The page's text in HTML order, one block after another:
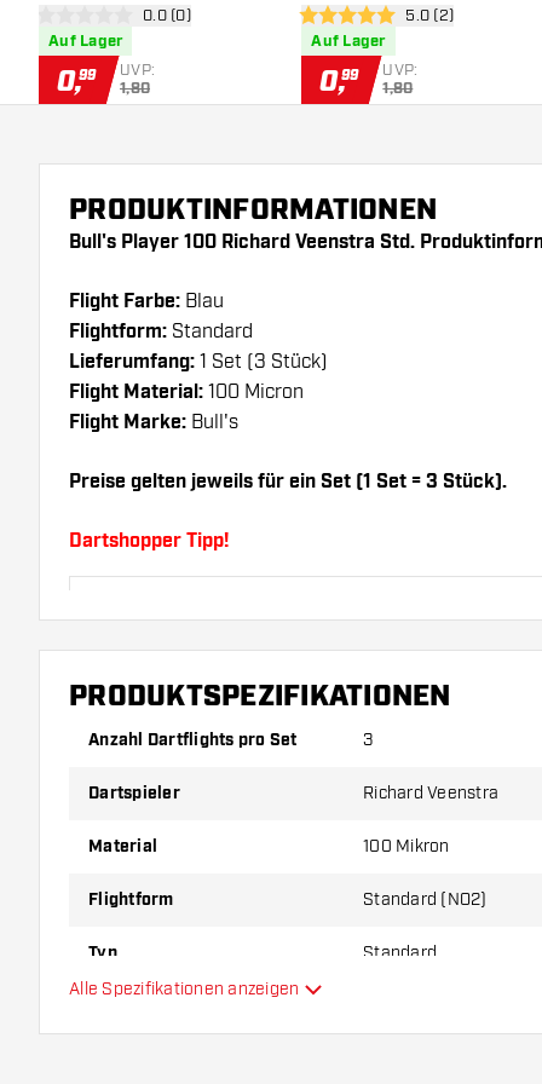
Bewertungsbereich öffnen
0 Bewertungssterne
0.0 (0)
Auf Lager
0,99 UVP:
1,80
Flights
5 Bewertungssterne
5.0 (2)
Auf Lager
0,99 UVP:
1,80
PRODUKTINFORMATIONEN
Bull's Player 100 Richard Veenstra Std.
Flight Farbe: Blau
Flightform: Standard
Lieferumfang: 1 Set (3 Stück)
Flight Material: 100 Micron
Flight Marke: Bull's
Preise gelten jeweils für ein Set (1 Set = 3 Stück).
Dartshopper Tipp!
Probieren Sie eine andere Form, ein anderes
Dicke der Flights aus, um herauszufinden, welche
PRODUKTSPEZIFIKATIONEN
Anzahl Dartflights pro Set 3
Dartspieler Richard Veenstra
Material 100 Mikron
Flightform Standard (NO2)
Typ Standard
Alle Spezifikationen anzeigen